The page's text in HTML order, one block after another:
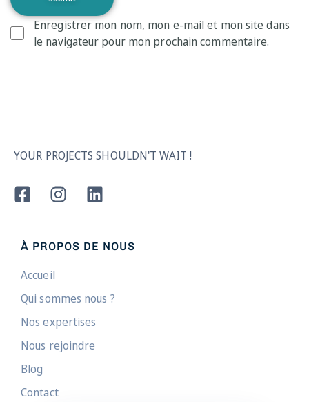
Enregistrer mon nom, mon e-mail et mon site dans
le navigateur pour mon prochain commentaire.
YOUR PROJECTS SHOULDN'T WAIT !
À PROPOS DE NOUS
Accueil
Qui sommes nous ?
Nos expertises
Nous rejoindre
Blog
Contact